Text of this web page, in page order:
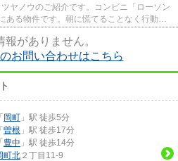
ヤノウのご紹介です。コンビニ「ローソン
ある物件です。朝に慌てることなく行動す
報がありません。
お問い合わせはこちら
「 岡町 」駅 徒歩5分
「 曽根 」駅 徒歩17分
「 豊中 」駅 徒歩14分
町北 ２丁目11-9